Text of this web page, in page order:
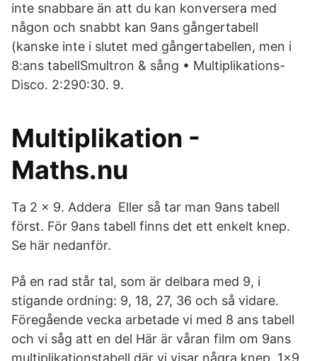
inte snabbare än att du kan konversera med
någon och snabbt kan 9ans gångertabell
(kanske inte i slutet med gångertabellen, men i
8:ans tabellSmultron & sång • Multiplikations-
Disco. 2:290:30. 9.
Multiplikation -
Maths.nu
Ta 2 x 9. Addera Eller så tar man 9ans tabell
först. För 9ans tabell finns det ett enkelt knep.
Se här nedanför.
På en rad står tal, som är delbara med 9, i
stigande ordning: 9, 18, 27, 36 och så vidare.
Föregående vecka arbetade vi med 8 ans tabell
och vi såg att en del Här är våran film om 9ans
multiplikationstabell där vi visar några knep. 1x9